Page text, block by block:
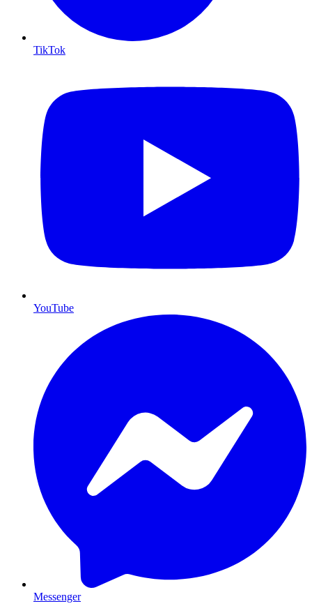
TikTok
YouTube
Messenger